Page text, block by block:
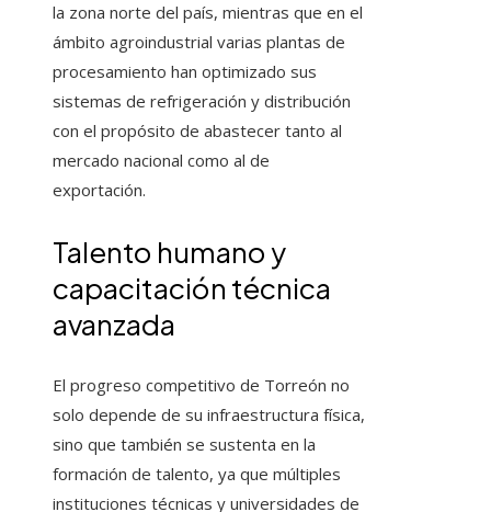
la zona norte del país, mientras que en el
ámbito agroindustrial varias plantas de
procesamiento han optimizado sus
sistemas de refrigeración y distribución
con el propósito de abastecer tanto al
mercado nacional como al de
exportación.
Talento humano y
capacitación técnica
avanzada
El progreso competitivo de Torreón no
solo depende de su infraestructura física,
sino que también se sustenta en la
formación de talento, ya que múltiples
instituciones técnicas y universidades de